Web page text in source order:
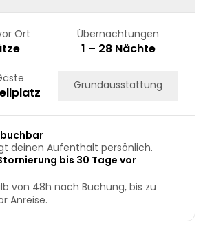
Ort Übernachtungen
1 – 28 Nächte
Grundausstattung
deinen Aufenthalt persönlich.
bis 30 Tage vor
von 48h nach Buchung, bis zu
Anreise.